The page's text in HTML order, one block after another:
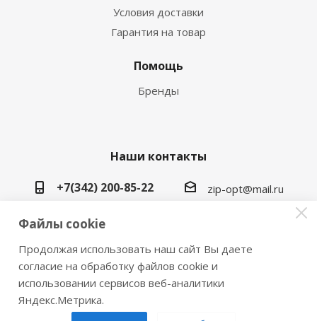
Условия доставки
Гарантия на товар
Помощь
Бренды
Наши контакты
+7(342) 200-85-22
zip-opt@mail.ru
г. Пермь, ул. Васильева, 5в
2026 © Замки инструмент плюс
Файлы cookie
Продолжая использовать наш сайт Вы даете
согласие на обработку файлов cookie и
использовании сервисов веб-аналитики
Яндекс.Метрика.